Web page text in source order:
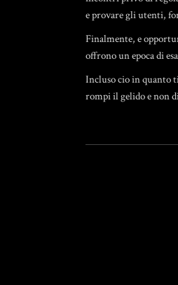
e provare gli utenti,
Finalmente, e
offrono un epoca di
Incluso cio in quanto
rompi il gelido e non